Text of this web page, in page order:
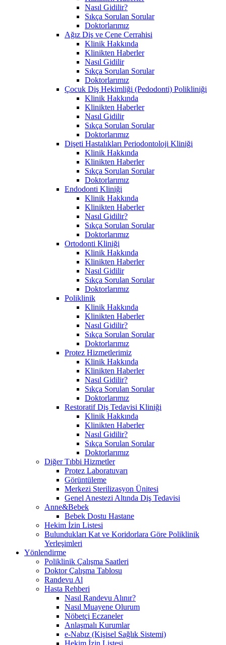
Nasıl Gidilir?
Sıkça Sorulan Sorular
Doktorlarımız
Ağız Diş ve Çene Cerrahisi
Klinik Hakkında
Klinikten Haberler
Nasıl Gidilir
Sıkça Sorulan Sorular
Doktorlarımız
Çocuk Diş Hekimliği (Pedodonti) Polikliniği
Klinik Hakkında
Klinikten Haberler
Nasıl Gidilir
Sıkça Sorulan Sorular
Doktorlarımız
Dişeti Hastalıkları Periodontoloji Kliniği
Klinik Hakkında
Klinikten Haberler
Sıkça Sorulan Sorular
Doktorlarımız
Endodonti Kliniği
Klinik Hakkında
Klinikten Haberler
Nasıl Gidilir?
Sıkça Sorulan Sorular
Doktorlarımız
Ortodonti Kliniği
Klinik Hakkında
Klinikten Haberler
Nasıl Gidilir
Sıkça Sorulan Sorular
Doktorlarımız
Poliklinik
Klinik Hakkında
Klinikten Haberler
Nasıl Gidilir?
Sıkça Sorulan Sorular
Doktorlarımız
Protez Hizmetlerimiz
Klinik Hakkında
Klinikten Haberler
Nasıl Gidilir?
Sıkça Sorulan Sorular
Doktorlarımız
Restoratif Diş Tedavisi Kliniği
Klinik Hakkında
Klinikten Haberler
Nasıl Gidilir?
Sıkça Sorulan Sorular
Doktorlarımız
Diğer Tıbbi Hizmetler
Protez Laboratuvarı
Görüntüleme
Merkezi Sterilizasyon Ünitesi
Genel Anestezi Altında Diş Tedavisi
Anne&Bebek
Bebek Dostu Hastane
Hekim İzin Listesi
Bulundukları Kat ve Koridorlara Göre Poliklinik
Yerleşimleri
Yönlendirme
Poliklinik Çalışma Saatleri
Doktor Çalışma Tablosu
Randevu Al
Hasta Rehberi
Nasıl Randevu Alınır?
Nasıl Muayene Olurum
Nöbetçi Eczaneler
Anlaşmalı Kurumlar
e-Nabız (Kişisel Sağlık Sistemi)
Hekim İzin Listesi